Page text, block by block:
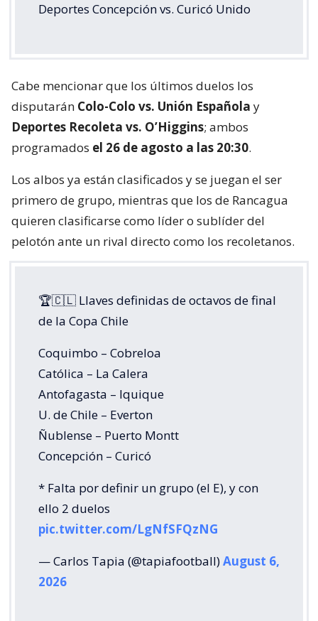
Deportes Concepción vs. Curicó Unido
Cabe mencionar que los últimos duelos los
disputarán Colo-Colo vs. Unión Española y
Deportes Recoleta vs. O’Higgins; ambos
programados el 26 de agosto a las 20:30.
Los albos ya están clasificados y se juegan el ser
primero de grupo, mientras que los de Rancagua
quieren clasificarse como líder o sublíder del
pelotón ante un rival directo como los recoletanos.
🏆🇨🇱 Llaves definidas de octavos de final
de la Copa Chile
Coquimbo – Cobreloa
Católica – La Calera
Antofagasta – Iquique
U. de Chile – Everton
Ñublense – Puerto Montt
Concepción – Curicó
* Falta por definir un grupo (el E), y con
ello 2 duelos
pic.twitter.com/LgNfSFQzNG
— Carlos Tapia (@tapiafootball)August 6,
2026